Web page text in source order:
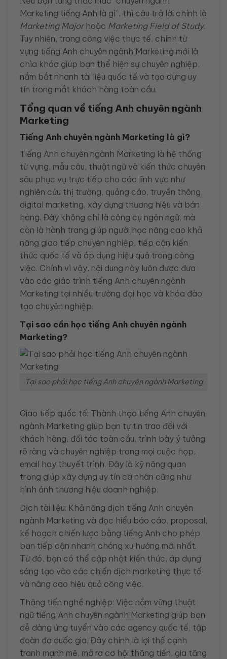
Marketing tiếng Anh là gì”, thì câu trả lời chính là
Marketing Majorhoặc Marketing Field of Study.
Tuy nhiên, trong công việc thực tế, chính từ
vựng tiếng Anh chuyên ngành Marketing mới là
chìa khóa giúp bạn thể hiện sự chuyên nghiệp,
nắm bắt nhanh tài liệu quốc tế và tạo dựng uy
tín trong mắt khách hàng toàn cầu.
Tổng quan về tiếng Anh chuyên ngành
Marketing
Tiếng Anh chuyên ngành Marketing là gì?
Tiếng Anh chuyên ngành Marketing là hệ thống
từ vựng, mẫu câu, thuật ngữ và kiến thức chuyên
sâu phục vụ trực tiếp cho các lĩnh vực như
nghiên cứu thị trường, quảng cáo, truyền thông,
digital marketing, xây dựng thương hiệu và bán
hàng. Đây không chỉ là công cụ ngôn ngữ, mà
còn là hành trang giúp người học nâng cao khả
năng giao tiếp chuyên nghiệp, tiếp cận kiến
thức quốc tế và áp dụng hiệu quả trong công
việc. Chính vì vậy, nội dung này luôn được đưa
vào các giáo trình tiếng Anh chuyên ngành
Marketing tại nhiều trường đại học và khóa đào
tạo chuyên nghiệp.
Tại sao cần học tiếng Anh chuyên ngành
Marketing?
Tại sao phải học tiếng Anh chuyên ngành Marketing
Giao tiếp quốc tế: Thành thạo tiếng Anh chuyên
ngành Marketing giúp bạn tự tin trao đổi với
khách hàng, đối tác toàn cầu, trình bày ý tưởng
rõ ràng và chuyên nghiệp trong mọi cuộc họp,
email hay thuyết trình. Đây là kỹ năng quan
trọng giúp xây dựng uy tín cá nhân cũng như
hình ảnh thương hiệu doanh nghiệp.
Dịch tài liệu: Khả năng dịch tiếng Anh chuyên
ngành Marketing và đọc hiểu báo cáo, proposal,
kế hoạch chiến lược bằng tiếng Anh cho phép
bạn tiếp cận nhanh chóng xu hướng mới nhất.
Từ đó, bạn có thể cập nhật kiến thức, áp dụng
sáng tạo vào các chiến dịch marketing thực tế
và nâng cao hiệu quả công việc.
Thăng tiến nghề nghiệp: Việc nắm vững thuật
ngữ tiếng Anh chuyên ngành Marketing giúp bạn
dễ dàng ứng tuyển vào các agency quốc tế, tập
đoàn đa quốc gia. Đây chính là lợi thế cạnh
tranh mạnh mẽ, mở ra cơ hội thăng tiến, gia tăng